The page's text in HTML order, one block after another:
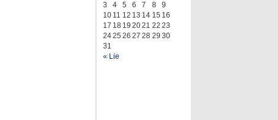
« Lie
3
4 5 6 7 8
9
10 11 12 13 14 15 16
17 18 19 2021 22 23
2425 26 27 28 29 30
31